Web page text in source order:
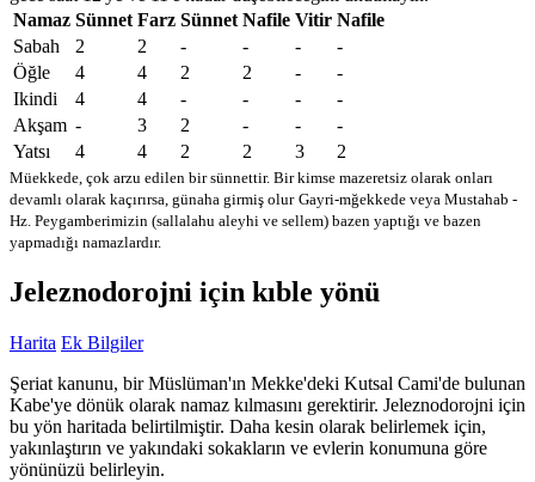
Namaz Sünnet Farz Sünnet Nafile Vitir Nafile
Sabah
2 2 - - -
-
Öğle
4 4 2 2 -
-
Ikindi
4 4 - - -
-
Akşam - 3 2 - -
-
Yatsı
4 4 2 2 3 2
Müekkede, çok arzu edilen bir sünnettir. Bir kimse mazeretsiz olarak onları
devamlı olarak kaçırırsa, günaha girmiş olur Gayri-mğekkede veya Mustahab -
Hz. Peygamberimizin (sallalahu aleyhi ve sellem) bazen yaptığı ve bazen
yapmadığı namazlardır.
Jeleznodorojni için kıble yönü
Harita Ek Bilgiler
Şeriat kanunu, bir Müslüman'ın Mekke'deki Kutsal Cami'de bulunan
Kabe'ye dönük olarak namaz kılmasını gerektirir. Jeleznodorojni için
bu yön haritada belirtilmiştir. Daha kesin olarak belirlemek için,
yakınlaştırın ve yakındaki sokakların ve evlerin konumuna göre
yönünüzü belirleyin.